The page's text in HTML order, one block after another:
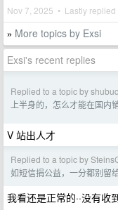
Nov 7, 2025 • Lastly replied
» More topics by Exsi
Exsi's recent replies
Replied to a topic by
上半身的，怎么才能在国内
V 站出人才
Replied to a topic by
如短信捐公益，一分都别留给
我看还是正常的··没有收